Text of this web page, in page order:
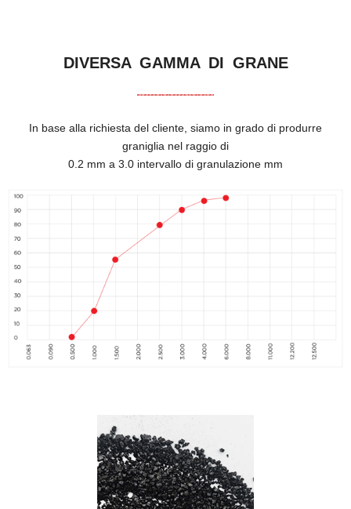
DIVERSA GAMMA DI GRANE
In base alla richiesta del cliente, siamo in grado di produrre
graniglia nel raggio di
0.2 mm a 3.0 intervallo di granulazione mm